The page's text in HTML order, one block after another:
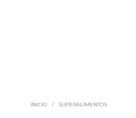
INICIO / SUPERALIMENTOS